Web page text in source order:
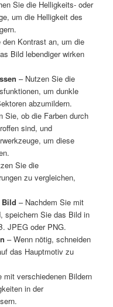
Sie die Helligkeits- oder
um die Helligkeit des
Kontrast an, um die
Bild lebendiger wirken
– Nutzen Sie die
um dunkle
abzumildern.
Sie, ob die Farben durch
sind, und
um diese
Sie die
zu vergleichen,
Bild – Nachdem Sie mit
speichern Sie das Bild in
JPEG oder PNG.
– Wenn nötig, schneiden
das Hauptmotiv zu
mit verschiedenen Bildern
in der